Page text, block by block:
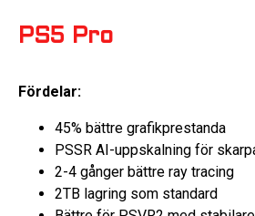
PS5 Pro
Fördelar:
45% bättre grafikprestanda
PSSR AI-uppskalning för
2-4 gånger bättre ray tracing
2TB lagring som standard